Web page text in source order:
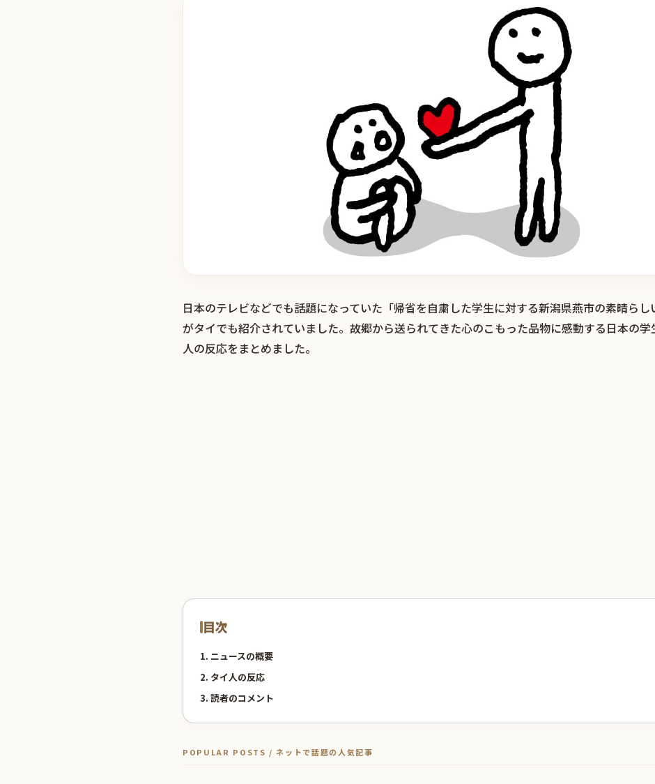
日本のテレビなどでも話題になっていた「帰省を自粛した学生に対する新潟県燕市の素晴らし
がタイでも紹介されていました。故郷から送られてきた心のこもった品物に感動する日本の学
人の反応をまとめました。
目次
1. ニュースの概要
2. タイ人の反応
3. 読者のコメント
POPULAR POSTS / ネットで話題の人気記事